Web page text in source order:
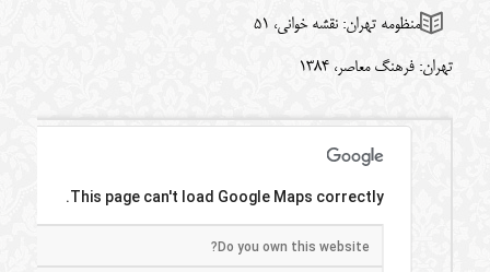
منظومه تهران: نقشه خوانی، 51
تهران: فرهنگ معاصر، 1384
This page can't load Google Maps correctly.
Do you own this website?